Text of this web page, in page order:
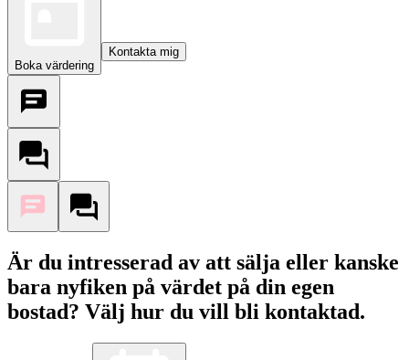
Boka värdering
Kontakta mig
Är du intresserad av att sälja eller kanske
bara nyfiken på värdet på din egen
bostad? Välj hur du vill bli kontaktad.